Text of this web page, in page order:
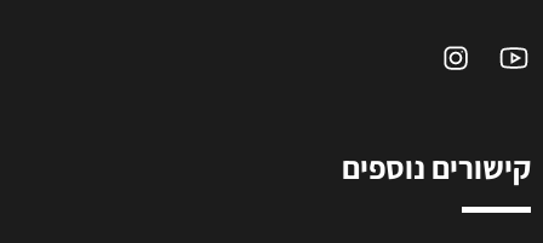
קישורים נוספים